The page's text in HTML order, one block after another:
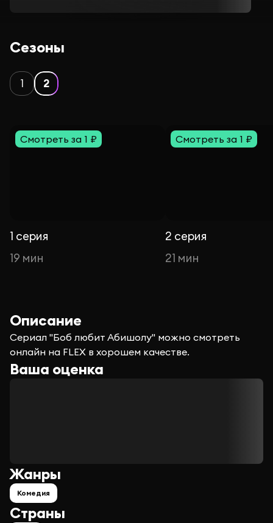
Сезоны
1 2
Смотреть за 1 ₽
1 серия
19 мин
Смотреть за 1 ₽
2 серия
21 мин
Описание
Сериал "Боб любит Абишолу" можно смотреть
онлайн на FLEX в хорошем качестве.
Ваша оценка
Страны
Жанры
Комедия